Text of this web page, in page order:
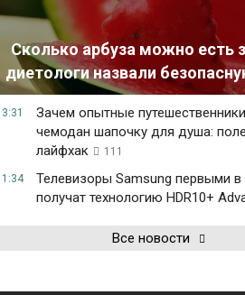
Сколько арбуза можно есть
диетологи назвали
Зачем опытные
чемодан шапочку для душа:
лайфхак
111
Телевизоры Samsung первыми в
получат технологию HDR10+
Все новости